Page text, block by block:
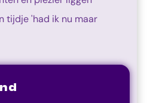
tijdje 'had ik nu maar